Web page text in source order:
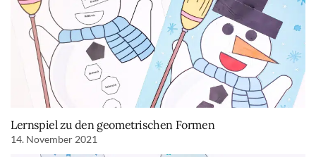
Lernspiel zu den geometrischen Formen
14. November 2021